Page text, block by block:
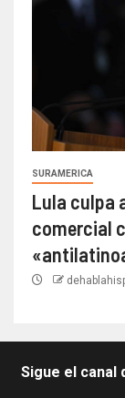
SURAMERICA
Lula culpa
comercial
Sigue el canal